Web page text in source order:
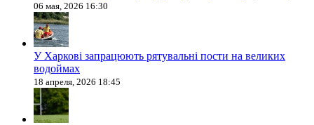
06 мая, 2026 16:30
У Харкові запрацюють рятувальні пости на великих
водоймах
18 апреля, 2026 18:45